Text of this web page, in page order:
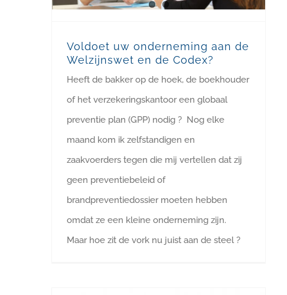
Voldoet uw onderneming aan de
Welzijnswet en de Codex?
Heeft de bakker op de hoek, de boekhouder
of het verzekeringskantoor een globaal
preventie plan (GPP) nodig ? Nog elke
maand kom ik zelfstandigen en
zaakvoerders tegen die mij vertellen dat zij
geen preventiebeleid of
brandpreventiedossier moeten hebben
omdat ze een kleine onderneming zijn.
Maar hoe zit de vork nu juist aan de steel ?